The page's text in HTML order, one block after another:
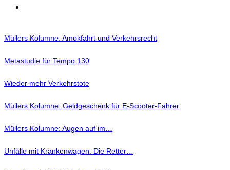
Müllers Kolumne: Amokfahrt und Verkehrsrecht
Metastudie für Tempo 130
Wieder mehr Verkehrstote
Müllers Kolumne: Geldgeschenk für E-Scooter-Fahrer
Müllers Kolumne: Augen auf im…
Unfälle mit Krankenwagen: Die Retter…